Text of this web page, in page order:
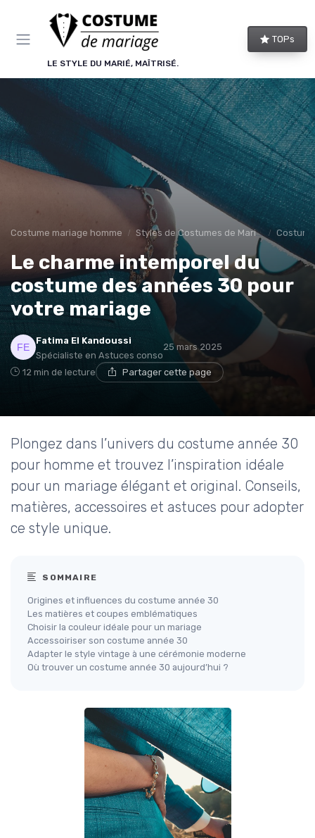
LE STYLE DU MARIÉ, MAÎTRISÉ.
TOPs
Costume mariage homme Styles de Costumes de Mariage
Le charme intemporel du
costume des années 30 pour
votre mariage
Fatima El Kandoussi
Spécialiste en Astuces conso
25 mars 2025
12 min de lecture Partager cette page
Plongez dans l’univers du costume année 30
pour homme et trouvez l’inspiration idéale
pour un mariage élégant et original. Conseils,
matières, accessoires et astuces pour adopter
ce style unique.
SOMMAIRE
Origines et influences du costume année 30
Les matières et coupes emblématiques
Choisir la couleur idéale pour un mariage
Accessoiriser son costume année 30
Adapter le style vintage à une cérémonie moderne
Où trouver un costume année 30 aujourd’hui ?